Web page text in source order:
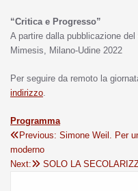
“Critica e Progresso”
A partire dalla pubblicazione del
Mimesis, Milano-Udine 2022
Per seguire da remoto la
indirizzo.
Programma
Previous: Simone Weil. Per
moderno
Next:
SOLO LA